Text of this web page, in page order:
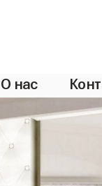
О нас